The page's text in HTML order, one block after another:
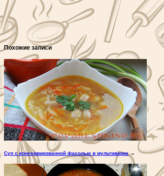
Похожие записи
Суп с консервированной фасолью в мультиварке→